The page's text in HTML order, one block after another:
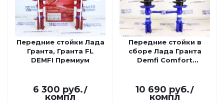
Передние стойки Лада
Гранта, Гранта FL
DEMFI Премиум
6 300 руб./
компл
Передние стойки в
сборе Лада Гранта
Demfi Comfort
10 690 руб./
компл